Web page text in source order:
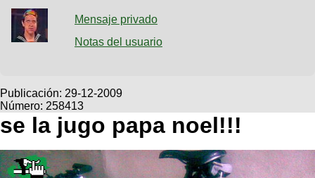
Galeria
Bicicletas
Viajes
Descenso
Dirt
SUBÃ
Buscar
Ultimos
Fotos
BicicleterÃ­
Bicicletas
Tandem
Videos
Cicloturismo
Mensaje privado
Notas del usuario
Publicación: 29-12-2009
Número: 258413
se la jugo papa noel!!!